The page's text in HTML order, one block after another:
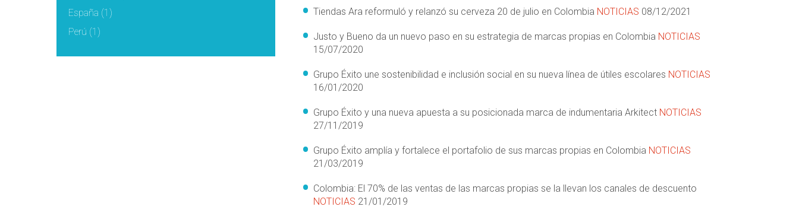
España (1)
Perú (1)
Tiendas Ara reformuló y relanzó su cerveza 20 de julio en Colombia NOTICIAS 08/12/2021
Justo y Bueno da un nuevo paso en su estrategia de marcas propias en Colombia NOTICIAS
15/07/2020
Grupo Éxito une sostenibilidad e inclusión social en su nueva línea de útiles escolares NOTICIAS
16/01/2020
Grupo Éxito y una nueva apuesta a su posicionada marca de indumentaria Arkitect NOTICIAS
27/11/2019
Grupo Éxito amplía y fortalece el portafolio de sus marcas propias en Colombia NOTICIAS
21/03/2019
Colombia: El 70% de las ventas de las marcas propias se la llevan los canales de descuento
NOTICIAS 21/01/2019